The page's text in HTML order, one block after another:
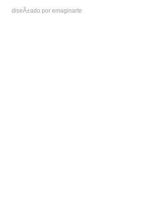
diseÃ±ado por emaginarte